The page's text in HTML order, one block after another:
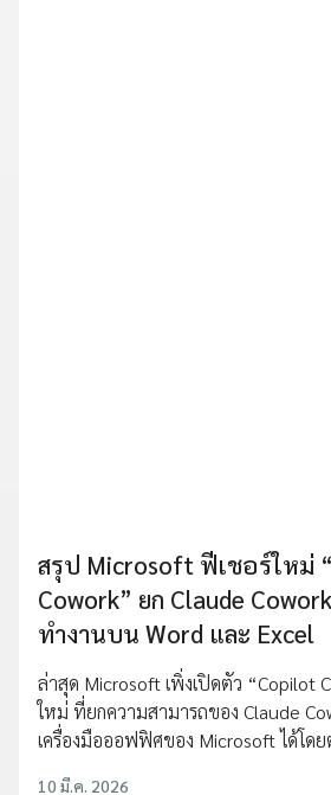
สรุป Microsoft ฟีเชอร์ใหม่
Cowork” ยก Claude
ทำงานบน Word และ Excel
ล่าสุด Microsoft เพิ่งเปิดตัว “Copilot
ใหม่ ที่ยกความสามารถของ Claude
เครื่องมือออฟฟิศของ Microsoft ได้โดย
10 มี.ค. 2026